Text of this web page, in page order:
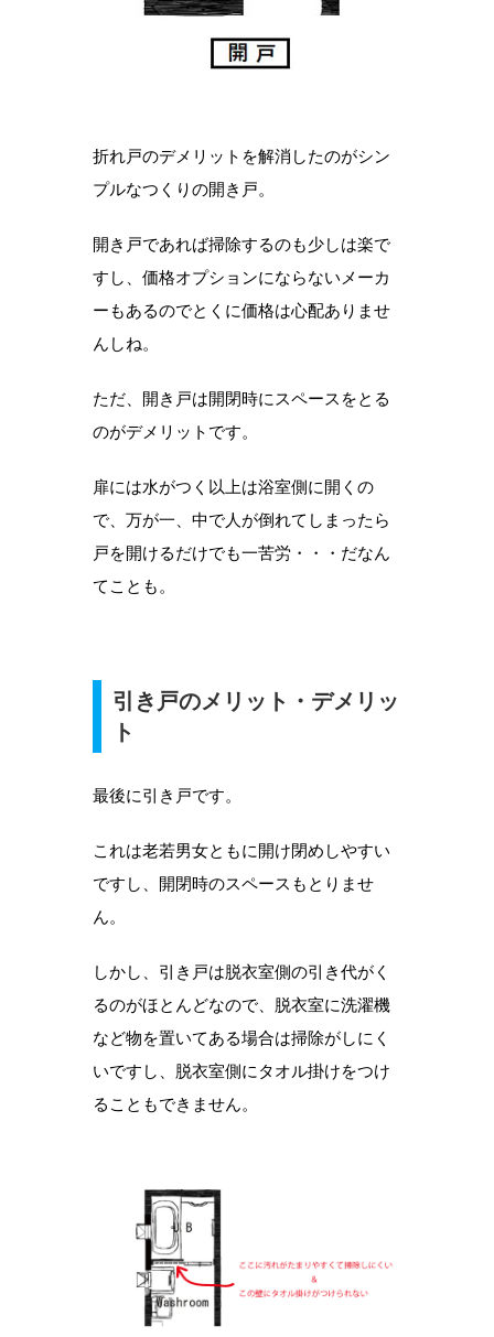
折れ戸のデメリットを解消したのがシン
プルなつくりの開き戸。
開き戸であれば掃除するのも少しは楽で
すし、価格オプションにならないメーカ
ーもあるのでとくに価格は心配ありませ
んしね。
ただ、開き戸は開閉時にスペースをとる
のがデメリットです。
扉には水がつく以上は浴室側に開くの
で、万が一、中で人が倒れてしまったら
戸を開けるだけでも一苦労・・・だなん
てことも。
引き戸のメリット・デメリッ
ト
最後に引き戸です。
これは老若男女ともに開け閉めしやすい
ですし、開閉時のスペースもとりませ
ん。
しかし、引き戸は脱衣室側の引き代がく
るのがほとんどなので、脱衣室に洗濯機
など物を置いてある場合は掃除がしにく
いですし、脱衣室側にタオル掛けをつけ
ることもできません。